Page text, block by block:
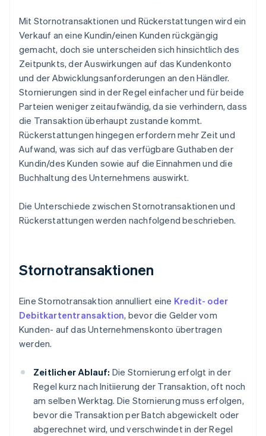
Mit Stornotransaktionen und Rückerstattungen wird ein
Verkauf an eine Kundin/einen Kunden rückgängig
gemacht, doch sie unterscheiden sich hinsichtlich des
Zeitpunkts, der Auswirkungen auf das Kundenkonto
und der Abwicklungsanforderungen an den Händler.
Stornierungen sind in der Regel einfacher und für beide
Parteien weniger zeitaufwändig, da sie verhindern, dass
die Transaktion überhaupt zustande kommt.
Rückerstattungen hingegen erfordern mehr Zeit und
Aufwand, was sich auf das verfügbare Guthaben der
Kundin/des Kunden sowie auf die Einnahmen und die
Buchhaltung des Unternehmens auswirkt.
Die Unterschiede zwischen Stornotransaktionen und
Rückerstattungen werden nachfolgend beschrieben.
Stornotransaktionen
Eine Stornotransaktion annulliert eine Kredit- oder
Debitkartentransaktion, bevor die Gelder vom
Kunden- auf das Unternehmenskonto übertragen
werden.
Zeitlicher Ablauf: Die Stornierung erfolgt in der
Regel kurz nach Initiierung der Transaktion, oft noch
am selben Werktag. Die Stornierung muss erfolgen,
bevor die Transaktion per Batch abgewickelt oder
abgerechnet wird, und verschwindet in der Regel